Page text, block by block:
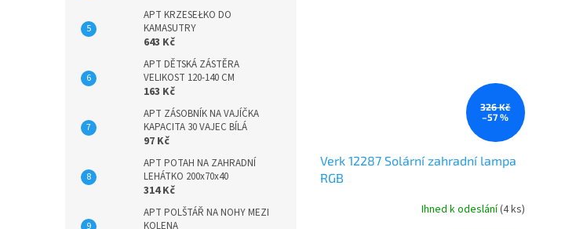
APT KRZESEŁKO DO
KAMASUTRY
643 Kč
APT DĚTSKÁ ZÁSTĚRA
VELIKOST 120-140 CM
163 Kč
APT ZÁSOBNÍK NA VAJÍČKA
KAPACITA 30 VAJEC BÍLÁ
97 Kč
APT POTAH NA ZAHRADNÍ
LEHÁTKO 200x70x40
314 Kč
APT POLŠTÁŘ NA NOHY MEZI
KOLENA
326 Kč
–57 %
Verk 12287 Solární zahradní lampa
RGB
Ihned k odeslání(4 ks)